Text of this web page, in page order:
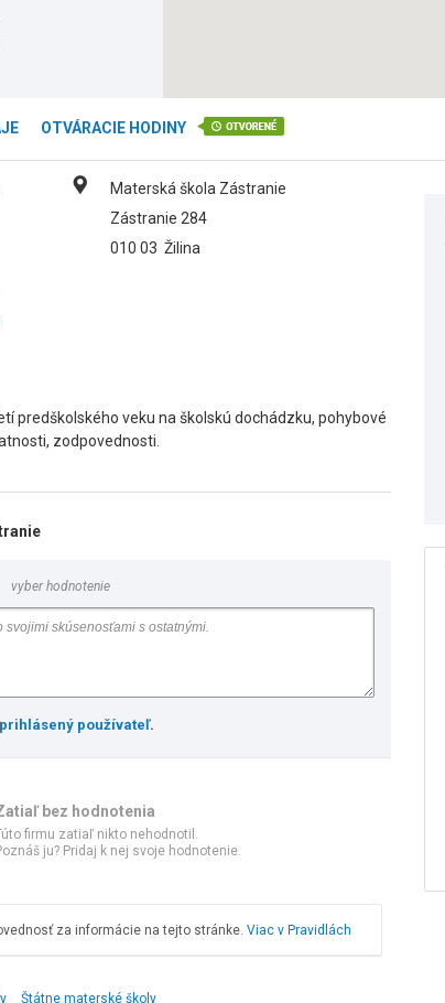
OTVÁRACIE HODINY
Materská škola Zástranie
Zástranie 284
010 03 Žilina
predškolského veku na školskú dochádzku, pohybové
zodpovednosti.
vyber hodnotenie
prihlásený používateľ.
bez hodnotenia
firmu zatiaľ nikto nehodnotil.
ju? Pridaj k nej svoje hodnotenie.
za informácie na tejto stránke. Viac v Pravidlách
Štátne materské školy